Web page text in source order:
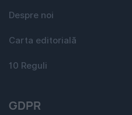
Despre noi
Carta editorială
10 Reguli
GDPR